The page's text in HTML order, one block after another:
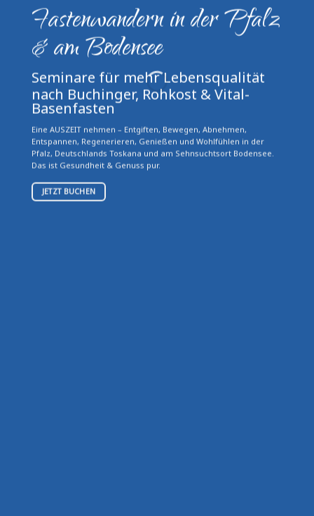
Fastenwandern in der Pfalz
& am Bodensee
Seminare für mehr Lebensqualität
nach Buchinger, Rohkost & Vital-
Basenfasten
Eine AUSZEIT nehmen – Entgiften, Bewegen, Abnehmen,
Entspannen, Regenerieren, Genießen und Wohlfühlen in der
Pfalz, Deutschlands Toskana und am Sehnsuchtsort Bodensee.
Das ist Gesundheit & Genuss pur.
JETZT BUCHEN